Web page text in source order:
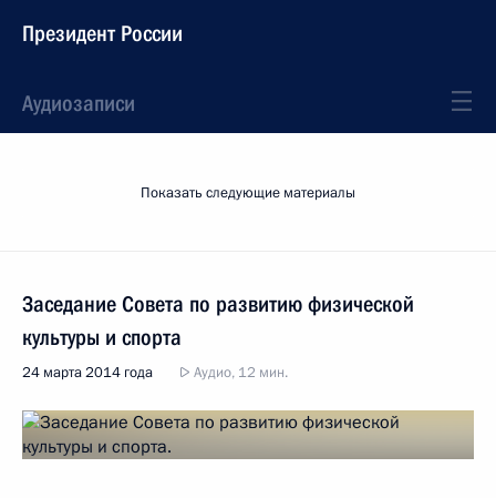
Президент России
Аудиозаписи
Показать следующие материалы
Заседание Совета по развитию физической
культуры и спорта
24 марта 2014 года Аудио, 12 мин.